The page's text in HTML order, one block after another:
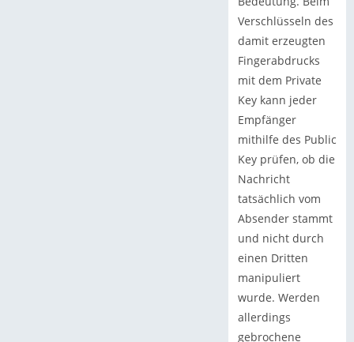
Verschlüsseln des
damit erzeugten
Fingerabdrucks
mit dem Private
Key kann jeder
Empfänger
mithilfe des Public
Key prüfen, ob die
Nachricht
tatsächlich vom
Absender stammt
und nicht durch
einen Dritten
manipuliert
wurde. Werden
allerdings
gebrochene